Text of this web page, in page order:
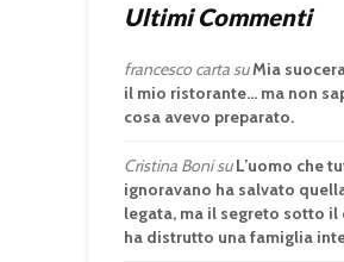
Ultimi Commenti
francesco cartasuMia
il mio ristorante… ma non
cosa avevo preparato.
Cristina BonisuL’uomo che
ignoravano ha salvato
legata, ma il segreto sotto il
ha distrutto una famiglia